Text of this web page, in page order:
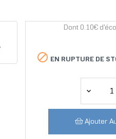
Dont 0.10€
 EN RUPTURE DE
Ajouter